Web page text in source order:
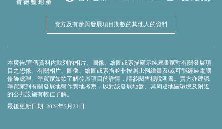
賣方及有參與發展項目期數的其他人的資料
本廣告/宣傳資料內載列的相片、圖像、繪圖或素描顯示純屬畫家對有關發展項
目之想像。有關相片、圖像、繪圖或素描並非按照比例繪畫及/或可能經過電腦
修飾處理。準買家如欲了解發展項目的詳情，請參閱售樓說明書。賣方亦建議
準買家到有關發展地盤作實地考察，以對該發展地盤、其周邊地區環境及附近
的公共設施有較佳了解。
最後更新日期: 2026年5月21日